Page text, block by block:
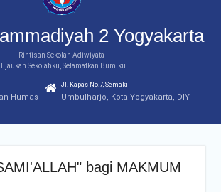
Pararel IPA
2 Yogyakarta
Rintisan Sekolah Adiwiyata
Sekolahku, Selamatkan Bumiku
Humas
Jl. Kapas No.7, Semaki
Umbulharjo, Kota Yogyakarta, DIY
bagi MAKMUM